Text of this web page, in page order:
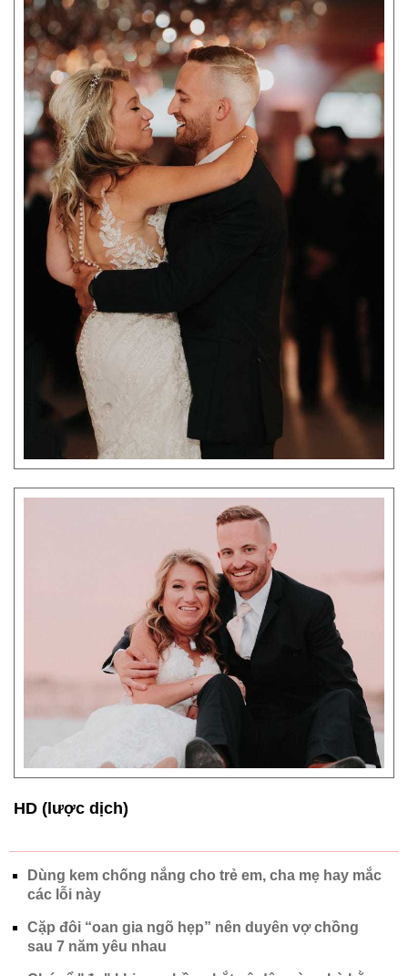
HD (lược dịch)
Dùng kem chống nắng cho trẻ em, cha mẹ hay mắc
các lỗi này
Cặp đôi “oan gia ngõ hẹp” nên duyên vợ chồng
sau 7 năm yêu nhau